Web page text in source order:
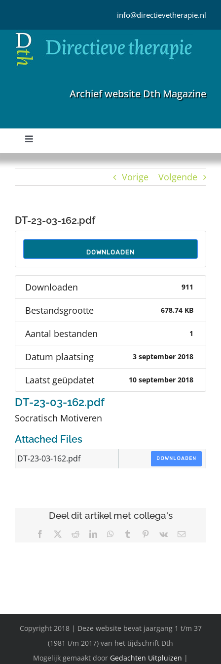
inhoud
info@directievetherapie.nl
Archief website Dth Magazine
Toggle
Navigation
Home
Auteurs
Over Dth
Contact
Vorige Volgende
DT-23-03-162.pdf
DOWNLOADEN
Downloaden 911
Bestandsgrootte 678.74 KB
Aantal bestanden 1
Datum plaatsing 3 september 2018
Laatst geüpdatet 10 september 2018
DT-23-03-162.pdf
Socratisch Motiveren
Attached Files
DT-23-03-162.pdf DOWNLOADEN
Deel dit artikel met collega's
Facebook RedditLinkedInWhatsApp
Tumblr Pinterest
Vk
E-
Copyright 2018 | Deze website bevat jaargang 1 t/m 37
(1981 t/m 2017) van het tijdschrift Dth
Mogelijk gemaakt door Gedachten Uitpluizen |